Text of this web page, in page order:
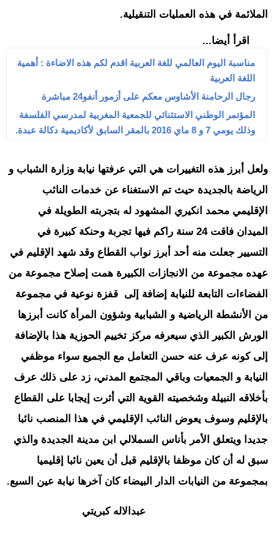
الملائمة في هذه العمليات التنقيلية.
اقرأ أيضا...
مناسبة اليوم العالمي للغة العربية اقدم لكم هذه الاضاءة : أهمية
اللغة العربية
رجال الرحامنة الأشاوس معكم على أزمور أنفو24 مباشرة
المؤتمر الوطني الاستثنائي للجمعية المغربية لمدرسي الفلسفة
وذلك يومي 7 و 8 ماي 2016 بالمقر السابق لأكاديمية دكالة عبدة.
ولعل أبرز هذه التغييرات هي التي عرفتها نيابة وزارة الشباب و
الرياضة بالجديدة حيث تم الاستغناء عن خدمات النائب
الإقليمي محمد انكيري المشهود له بتجربته الطويلة في
الميدان فاقت 24 سنة راكم فيها تجربة وحنكة كبيرة في
التسيير جعلت منه أحد أبرز نواب القطاع وقد شهد الإقليم في
عهده مجموعة من الانجازات الكبيرة همت إصلاح مجموعة من
الفضاءات التابعة للنيابة إضافة إلى قفزة نوعية في مجموعة
من الأنشطة الرياضية و الشبابية وشؤون المرأة كانت أبرزها
الورش الكبير الذي سيعرفه مركز تخييم الحوزية هذا بالإضافة
إلى كونه عرف عنه حسن التعامل مع الجميع سواء موظفي
النيابة و الجمعيات وباقي المجتمع المدني، زد على ذلك عرف
بأخلاقه النبيلة وشخصيته القوية التي أثرت إيجابا على القطاع
بالإقليم وسوف يعوض النائب الإقليمي في هذا المنصب نائبا
جديدا ويتعلق الأمر بأناس السملالي ابن مدينة الجديدة والذي
سبق له أن كان موظفا بالإقليم قبل أن يعين نائبا إقليميا
بمجموعة من النيابات الدار البيضاء كان آخرها نيابة عين السبع.
عبدالاله كبريتي